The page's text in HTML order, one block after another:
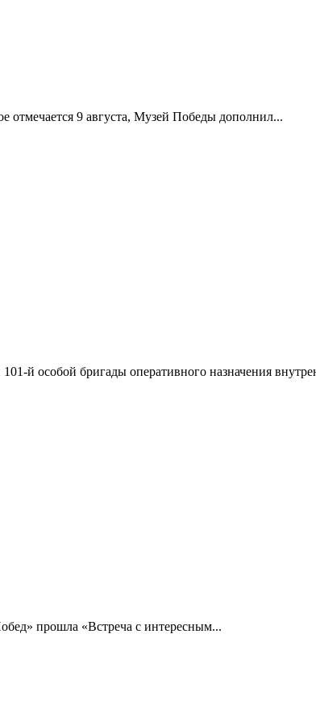
отмечается 9 августа, Музей Победы дополнил...
й особой бригады оперативного назначения
прошла «Встреча с интересным...